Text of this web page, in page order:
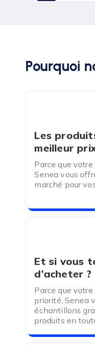
(198 avis)
(1 avis)Pourquoi
Les
meilleur
Parce que
Senea vous
marché pour
Et si vous
d’acheter ?
Parce que
priorité, Senea
échantillons
produits en